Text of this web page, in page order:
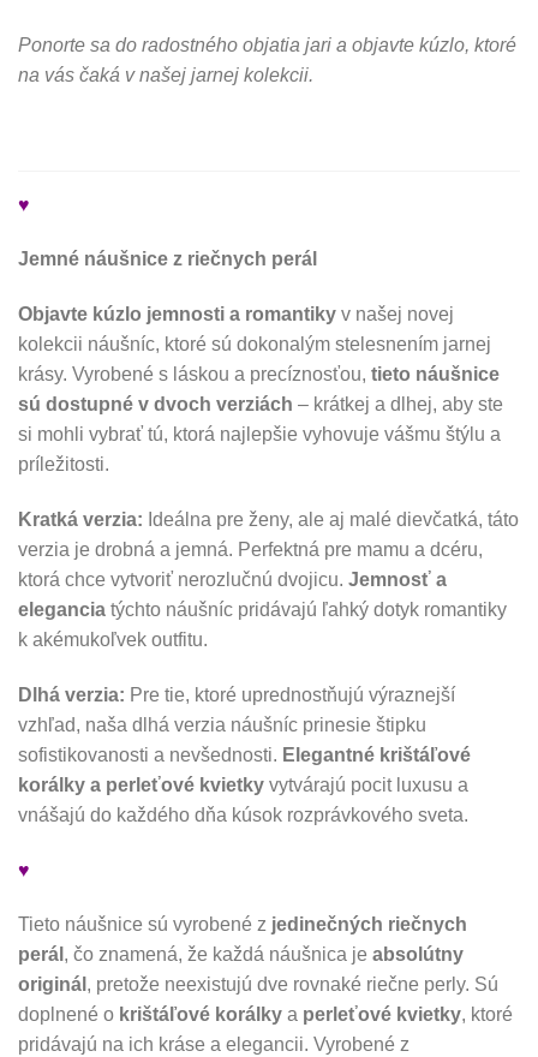
Ponorte sa do radostného objatia jari a objavte kúzlo, ktoré
na vás čaká v našej jarnej kolekcii.
♥
Jemné náušnice z riečnych perál
Objavte kúzlo jemnosti a romantiky v našej novej
kolekcii náušníc, ktoré sú dokonalým stelesnením jarnej
krásy. Vyrobené s láskou a precíznosťou, tieto náušnice
sú dostupné v dvoch verziách – krátkej a dlhej, aby ste
si mohli vybrať tú, ktorá najlepšie vyhovuje vášmu štýlu a
príležitosti.
Kratká verzia: Ideálna pre ženy, ale aj malé dievčatká, táto
verzia je drobná a jemná. Perfektná pre mamu a dcéru,
ktorá chce vytvoriť nerozlučnú dvojicu. Jemnosť a
elegancia týchto náušníc pridávajú ľahký dotyk romantiky
k akémukoľvek outfitu.
Dlhá verzia: Pre tie, ktoré uprednostňujú výraznejší
vzhľad, naša dlhá verzia náušníc prinesie štipku
sofistikovanosti a nevšednosti. Elegantné krištáľové
korálky a perleťové kvietky vytvárajú pocit luxusu a
vnášajú do každého dňa kúsok rozprávkového sveta.
♥
Tieto náušnice sú vyrobené z jedinečných riečnych
perál , čo znamená, že každá náušnica je absolútny
originál , pretože neexistujú dve rovnaké riečne perly. Sú
doplnené o krištáľové korálky a perleťové kvietky, ktoré
pridávajú na ich kráse a elegancii. Vyrobené z